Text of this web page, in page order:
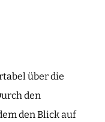
über die
den
den Blick auf